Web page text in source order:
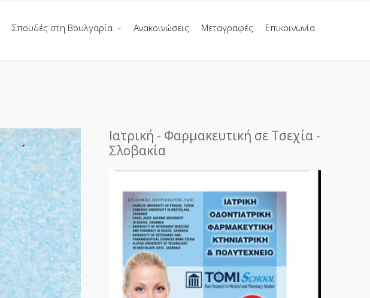
Σπουδές στη Βουλγαρία Ανακοινώσεις Μεταγραφές Επικοινωνία
Ιατρική - Φαρμακευτική σε Τσεχία -
Σλοβακία